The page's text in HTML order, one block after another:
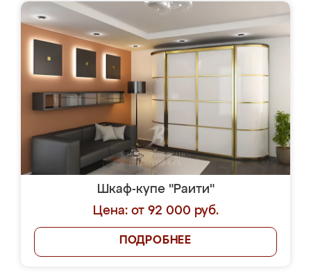
Шкаф-купе "Раити"
Цена: от 92 000 руб.
ПОДРОБНЕЕ